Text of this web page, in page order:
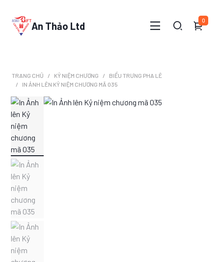
An Thảo Ltd 0
TRANG CHỦ KỶ NIỆM CHƯƠNG
BIỂU TRƯNG PHA LÊ
IN ẢNH LÊN KỶ NIỆM CHƯƠNG MÃ 035